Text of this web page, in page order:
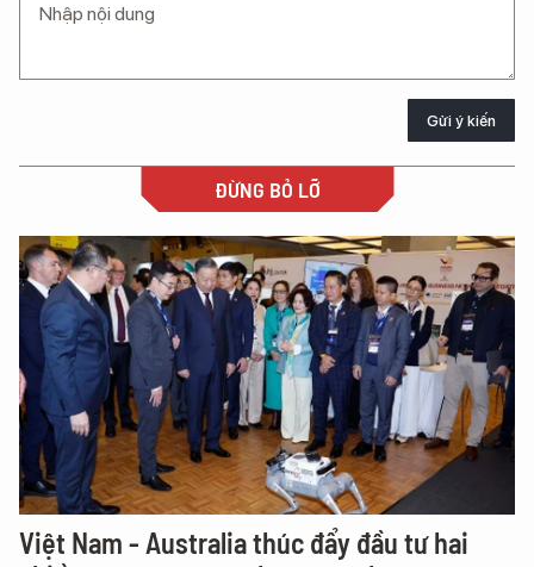
Gửi ý kiến
ĐỪNG BỎ LỠ
Việt Nam - Australia thúc đẩy đầu tư hai